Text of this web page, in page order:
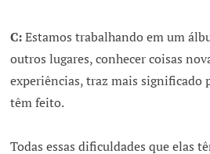
C:Estamos trabalhando em um
outros lugares, conhecer coisas
experiências, traz mais significado
têm feito.
Todas essas dificuldades que elas